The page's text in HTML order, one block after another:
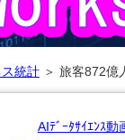
統計＞ 旅客872億
AIﾃﾞｰﾀｻｲｴﾝｽ動